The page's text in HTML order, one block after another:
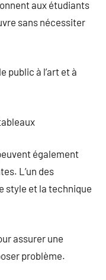
aux étudiants
sans nécessiter
public à l’art et à
également
L’un des
style et la technique
assurer une
problème.